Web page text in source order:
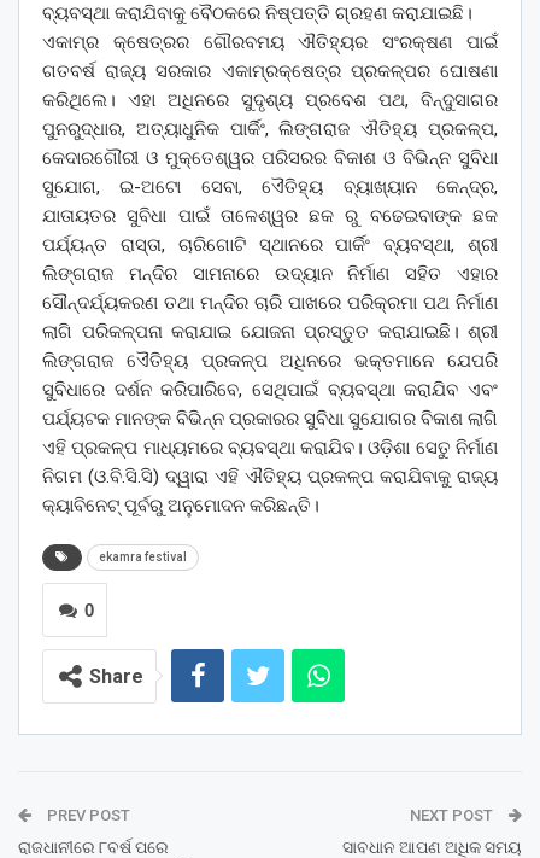
ବ୍ୟବସ୍ଥା କରାଯିବାକୁ ବୈଠକରେ ନିଷ୍ପତ୍ତି ଗ୍ରହଣ କରାଯାଇଛି।
ଏକାମ୍ର କ୍ଷେତ୍ରର ଗୌରବମୟ ଐତିହ୍ୟର ସଂରକ୍ଷଣ ପାଇଁ
ଗତବର୍ଷ ରାଜ୍ୟ ସରକାର ଏକାମ୍ରକ୍ଷେତ୍ର ପ୍ରକଳ୍ପର ଘୋଷଣା
କରିଥିଲେ। ଏହା ଅଧିନରେ ସୁଦୃଶ୍ୟ ପ୍ରବେଶ ପଥ, ବିନ୍ଦୁସାଗର
ପୁନରୁଦ୍ଧାର, ଅତ୍ୟାଧୁନିକ ପାର୍କିଂ, ଲିଙ୍ଗରାଜ ଐତିହ୍ୟ ପ୍ରକଳ୍ପ,
କେଦାରଗୌରୀ ଓ ମୁକ୍ତେଶ୍ୱର ପରିସରର ବିକାଶ ଓ ବିଭିନ୍ନ ସୁବିଧା
ସୁଯୋଗ, ଇ-ଅଟୋ ସେବା, ଏୈତିହ୍ୟ ବ୍ୟାଖ୍ୟାନ କେନ୍ଦ୍ର,
ଯାତାୟତର ସୁବିଧା ପାଇଁ ତାଳେଶ୍ୱର ଛକ ରୁ ବଢେଇବାଙ୍କ ଛକ
ପର୍ଯ୍ୟନ୍ତ ରାସ୍ତା, ଚାରିଗୋଟି ସ୍ଥାନରେ ପାର୍କିଂ ବ୍ୟବସ୍ଥା, ଶ୍ରୀ
ଲିଙ୍ଗରାଜ ମନ୍ଦିର ସାମନାରେ ଉଦ୍ୟାନ ନିର୍ମାଣ ସହିତ ଏହାର
ସୌନ୍ଦର୍ଯ୍ୟକରଣ ତଥା ମନ୍ଦିର ଚାରି ପାଖରେ ପରିକ୍ରମା ପଥ ନିର୍ମାଣ
ଲାଗି ପରିକଳ୍ପନା କରାଯାଇ ଯୋଜନା ପ୍ରସ୍ତୁତ କରାଯାଇଛି। ଶ୍ରୀ
ଲିଙ୍ଗରାଜ ଏୈତିହ୍ୟ ପ୍ରକଳ୍ପ ଅଧିନରେ ଭକ୍ତମାନେ ଯେପରି
ସୁବିଧାରେ ଦର୍ଶନ କରିପାରିବେ, ସେଥିପାଇଁ ବ୍ୟବସ୍ଥା କରାଯିବ ଏବଂ
ପର୍ଯ୍ୟଟକ ମାନଙ୍କ ବିଭିନ୍ନ ପ୍ରକାରର ସୁବିଧା ସୁଯୋଗର ବିକାଶ ଲାଗି
ଏହି ପ୍ରକଳ୍ପ ମାଧ୍ୟମରେ ବ୍ୟବସ୍ଥା କରାଯିବ। ଓଡ଼ିଶା ସେତୁ ନିର୍ମାଣ
ନିଗମ (ଓ.ବି.ସି.ସି) ଦ୍ୱାରା ଏହି ଐତିହ୍ୟ ପ୍ରକଳ୍ପ କରାଯିବାକୁ ରାଜ୍ୟ
କ୍ୟାବିନେଟ୍ ପୂର୍ବରୁ ଅନୁମୋଦନ କରିଛନ୍ତି।
ekamra festival
0
Share
PREV POST
ରାଜଧାନୀରେ ୮ବର୍ଷ ପରେ
NEXT POST
ସାବଧାନ ଆପଣ ଅଧିକ ସମୟ